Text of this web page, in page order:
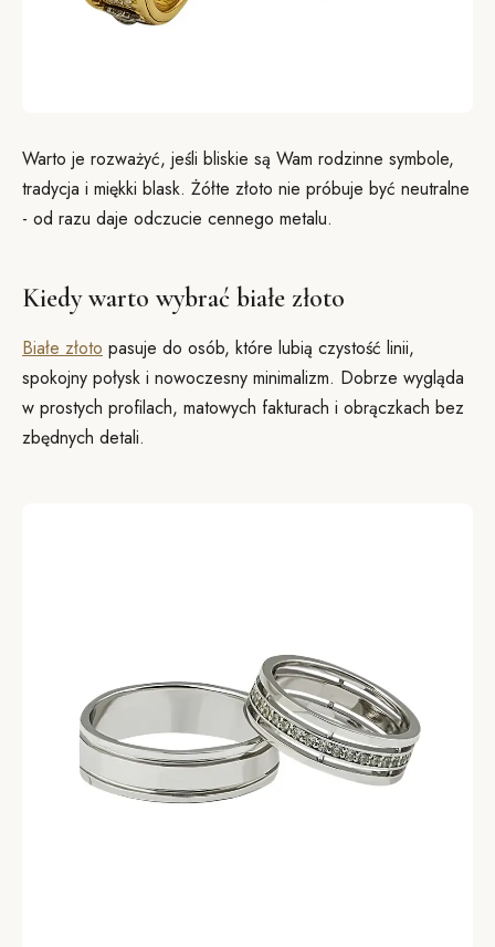
Warto je rozważyć, jeśli bliskie są Wam rodzinne symbole,
tradycja i miękki blask. Żółte złoto nie próbuje być neutralne
- od razu daje odczucie cennego metalu.
Kiedy warto wybrać białe złoto
Białe złoto pasuje do osób, które lubią czystość linii,
spokojny połysk i nowoczesny minimalizm. Dobrze wygląda
w prostych profilach, matowych fakturach i obrączkach bez
zbędnych detali.